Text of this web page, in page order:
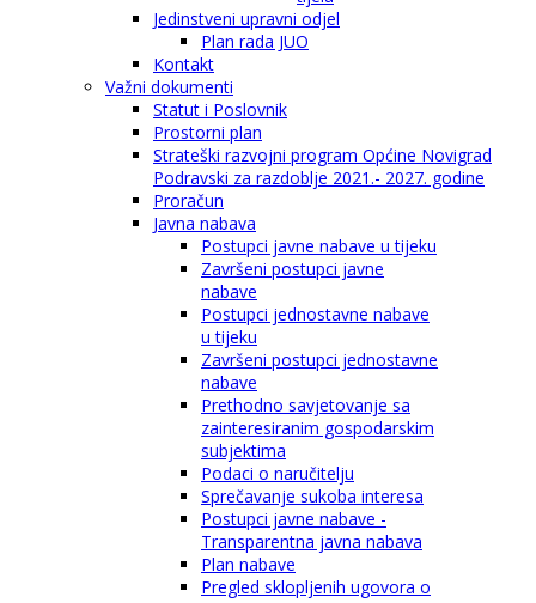
Jedinstveni upravni odjel
Plan rada JUO
Kontakt
Važni dokumenti
Statut i Poslovnik
Prostorni plan
Strateški razvojni program Općine Novigrad
Podravski za razdoblje 2021.- 2027. godine
Proračun
Javna nabava
Postupci javne nabave u tijeku
Završeni postupci javne
nabave
Postupci jednostavne nabave
u tijeku
Završeni postupci jednostavne
nabave
Prethodno savjetovanje sa
zainteresiranim gospodarskim
subjektima
Podaci o naručitelju
Sprečavanje sukoba interesa
Postupci javne nabave -
Transparentna javna nabava
Plan nabave
Pregled sklopljenih ugovora o